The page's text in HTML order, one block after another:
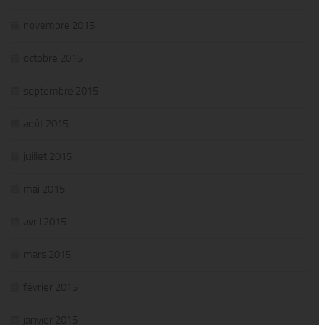
novembre 2015
octobre 2015
septembre 2015
août 2015
juillet 2015
mai 2015
avril 2015
mars 2015
février 2015
janvier 2015